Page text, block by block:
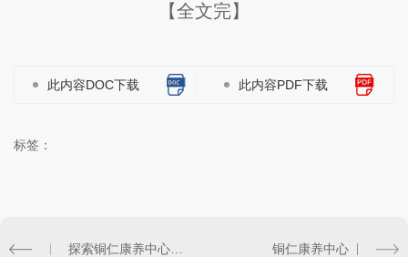
【全文完】
此内容DOC下载 此内容PDF下载
标签：
铜仁康养中心